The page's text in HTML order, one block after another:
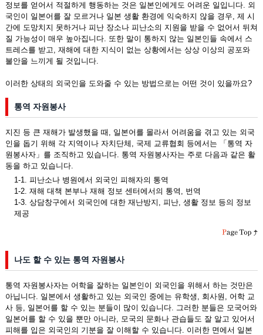
정보를 얻어서 적절하게 행동하는 것은 일본인에게도 어려운 일입니다. 외
국인이 일본어를 잘 모르거나 일본 생활 환경에 익숙하지 않을 경우, 제 시
간에 도망치지 못하거나 피난 장소나 피난소의 지원을 받을 수 없어서 뒤쳐
질 가능성이 매우 높아집니다. 또한 말이 통하지 않는 일본인들 속에서 스
트레스를 받고, 재해에 대한 지식이 없는 상황에서는 상상 이상의 공포와
불안을 느끼게 될 것입니다.
이러한 상태의 외국인을 도와줄 수 있는 방법으로는 어떤 것이 있을까요?
통역 자원봉사
지진 등 큰 재해가 발생했을 때, 일본어를 몰라서 어려움을 겪고 있는 외국
인을 돕기 위해 각 지역이나 자치단체, 국제 교류협회 등에서는 「통역 자
원봉사자」를 조직하고 있습니다. 통역 자원봉사자는 주로 다음과 같은 활
동을 하고 있습니다.
1-1. 피난소나 병원에서 외국인 피해자의 통역
1-2. 재해 대책 본부나 재해 정보 센터에서의 통역, 번역
1-3. 상담창구에서 외국인에 대한 재난방지, 피난, 생활 정보 등의 정보
제공
나도 할 수 있는 통역 자원봉사
통역 자원봉사자는 어학을 잘하는 일본인이 외국인을 위해서 하는 것만은
아닙니다. 일본에서 생활하고 있는 외국인 중에는 유학생, 회사원, 어학 교
사 등, 일본어를 할 수 있는 분들이 많이 있습니다. 그러한 분들은 모국어와
일본어를 할 수 있을 뿐만 아니라, 모국의 문화나 관습들도 잘 알고 있어서
피해를 입은 외국인의 기분을 잘 이해할 수 있습니다. 이러한 면에서 일본